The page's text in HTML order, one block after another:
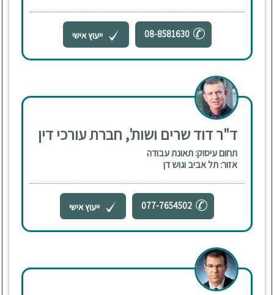
08-8581630 ייעוץ אישי
ד"ר דוד שרים ושות', חברת עורכי דין
תחום עיסוק: תאונת עבודה
אזור: תל אביב וגוש דן
077-7654502 ייעוץ אישי